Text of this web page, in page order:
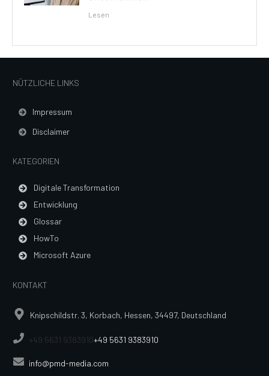
Lesen
NÜTZLICHE LINKS
Impressum
Disclaimer
KATEGORIEN
Digitale Transformation
Entwicklung
Glossar
HowTo
Microsoft Azure
KONTAKT
Knipschildstr. 3, Korbach, Hessen, 34497, Deutschland
+49 5631 9383910+49 5631 9383910
info@pmd-media.com